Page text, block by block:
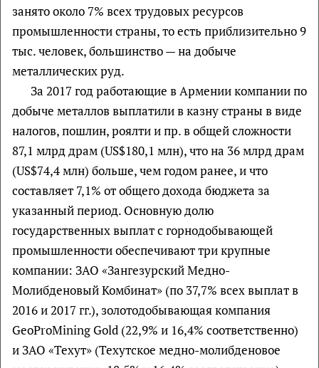
занято около 7% всех трудовых ресурсов
промышленности страны, то есть приблизительно 9
тыс. человек, большинство — на добыче
металлических руд.
За 2017 год работающие в Армении компании по
добыче металлов выплатили в казну страны в виде
налогов, пошлин, роялти и пр. в общей сложности
87,1 млрд драм (US$180,1 млн), что на 36 млрд драм
(US$74,4 млн) больше, чем годом ранее, и что
составляет 7,1% от общего дохода бюджета за
указанный период. Основную долю
государственных выплат с горнодобывающей
промышленности обеспечивают три крупные
компании: ЗАО «Зангезурский Медно-
Молибденовый Комбинат» (по 37,7% всех выплат в
2016 и 2017 гг.), золотодобывающая компания
GeoProMining Gold (22,9% и 16,4% соответственно)
и ЗАО «Техут» (Техутское медно-молибденовое